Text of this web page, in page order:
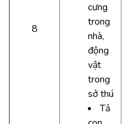
8
cưng
trong
nhà,
động
vật
trong
sở thú
Tả